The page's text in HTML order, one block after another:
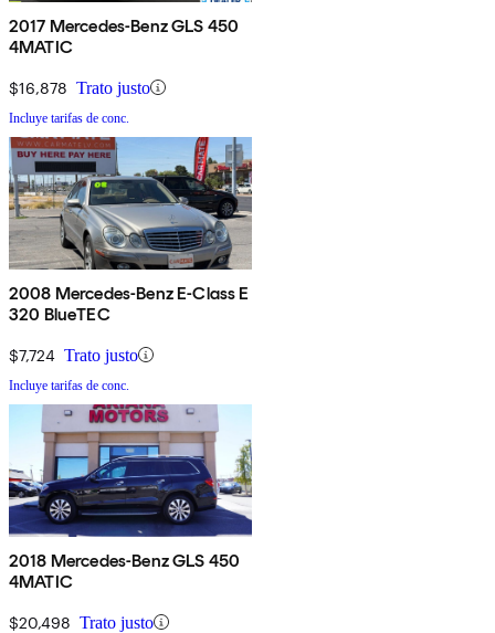
2017 Mercedes-Benz GLS 450
4MATIC
$16,878 Trato justo
Incluye tarifas de conc.
2008 Mercedes-Benz E-Class E
320 BlueTEC
$7,724 Trato justo
Incluye tarifas de conc.
2018 Mercedes-Benz GLS 450
4MATIC
$20,498 Trato justo